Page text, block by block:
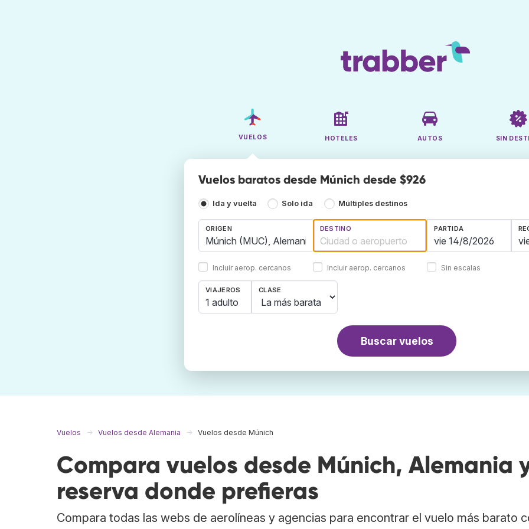
VUELOS HOTELES AUTOS SIN
Vuelos baratos desde Múnich desde $926
Ida y vuelta Solo ida Múltiples destinos
ORIGEN
Incluir aerop. cercanos
DESTINO
Incluir aerop. cercanos
PARTIDA
Sin escalas
VIAJEROS
1 adulto
CLASE
Buscar vuelos
Vuelos Vuelos desde Alemania Vuelos desde Múnich
Compara vuelos desde Múnich, Alemania
reserva donde prefieras
Compara todas las webs de aerolíneas y agencias para encontrar el vuelo más barato